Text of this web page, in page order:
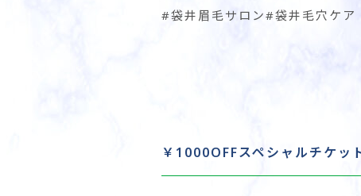
#袋井眉毛サロン#袋井毛穴ケア
￥1000OFFスペシャルチケッ